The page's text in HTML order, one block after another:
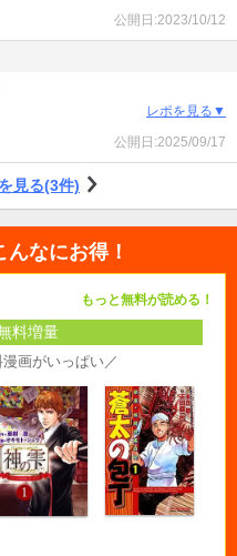
公開日:2023/10/12
レポを見る▼
公開日:2025/09/17
見る(3件)
んなにお得！
もっと無料が読める！
料増量
画がいっぱい／